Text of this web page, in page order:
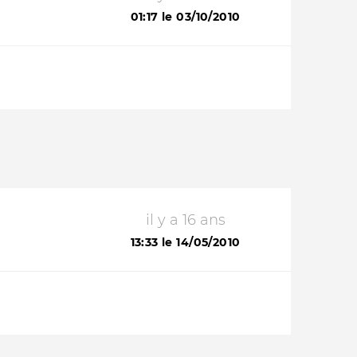
01:17 le 03/10/2010
il y a 16 ans
13:33 le 14/05/2010